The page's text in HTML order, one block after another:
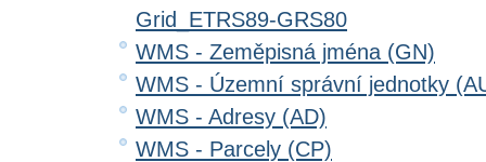
Grid_ETRS89-GRS80
WMS - Zeměpisná jména (GN)
WMS - Územní správní jednotky
WMS - Adresy (AD)
WMS - Parcely (CP)